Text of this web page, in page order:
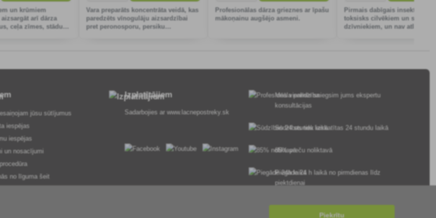
un krūmiem
aizsargāt arī dārza
ceļa zīmes, stādus
Vara preparāts koncentrāta veidā, kas
paredzēts vīnogulāju aizsardzībai
pret peronosporu, persiku
Profesionālas dārza grieznes ar īpašu
mākoņainu augšējo asmeni.
Pirmais dabīgais insekticīds,
toksisks cilvēkiem un
dzīvniekiem, un nav atlieku
jūsu sūtījumus
iespējas
iespējas
un nosacījumi
no līguma šeit
Izplatītājiem
Sadarbojies arwww.lacnepostreky.sk
Mēs vienmēr sniegsim jums ekspertu
konsultācijas
Sūdzības tiek izskatītas 24 stundu laikā
85% preču noliktavā
Piegāde 24 h laikā no pirmdienas līdz
piektdienai
Piekrītu